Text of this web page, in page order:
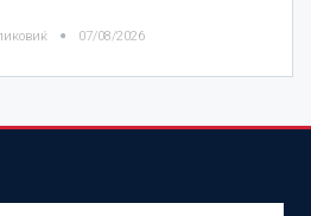
07/08/2026